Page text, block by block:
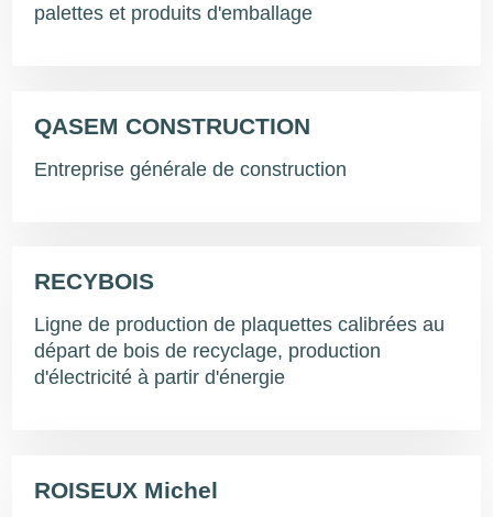
palettes et produits d'emballage
QASEM CONSTRUCTION
Entreprise générale de construction
RECYBOIS
Ligne de production de plaquettes calibrées au
départ de bois de recyclage, production
d'électricité à partir d'énergie
ROISEUX Michel